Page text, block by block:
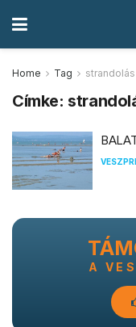
Home Tag strandolás
Címke:
A